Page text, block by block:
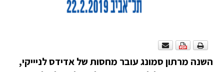
השנה מרתון סמונג עובר מחסות של אדידס לניייקי,